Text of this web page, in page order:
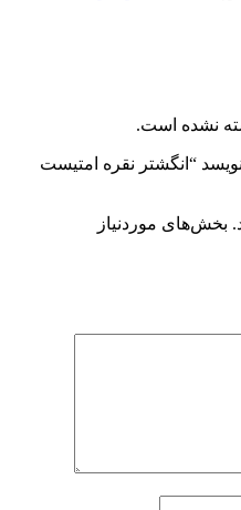
نشده است.
“انگشتر نقره امتیست
بخش‌های موردنیاز